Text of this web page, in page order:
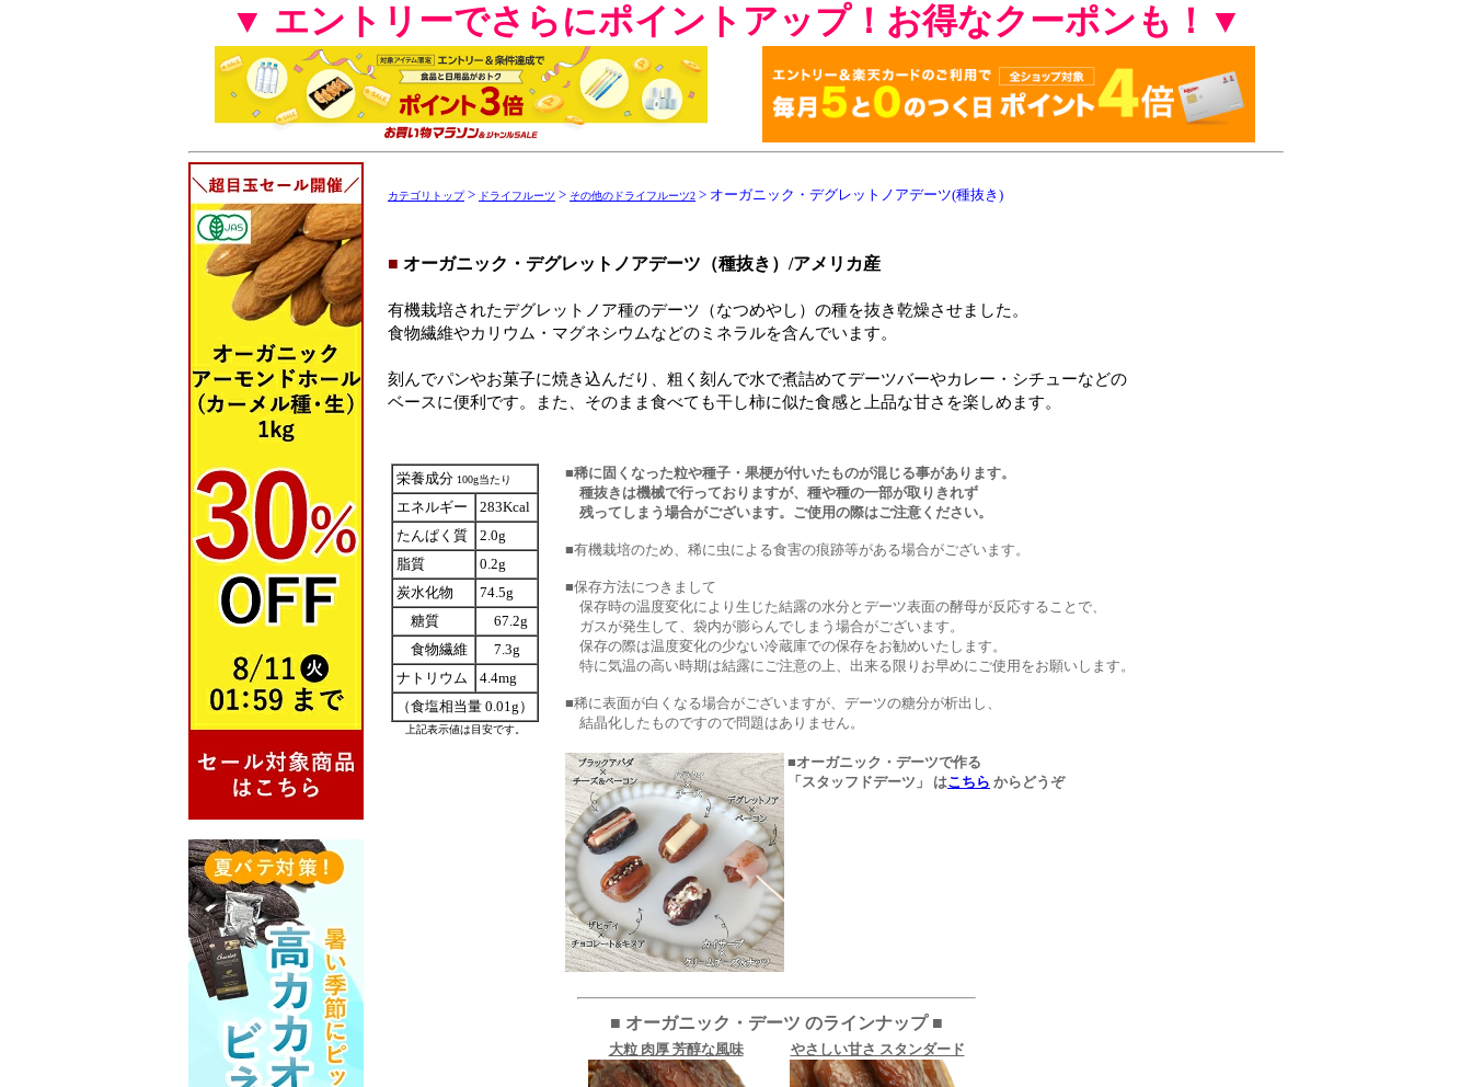
▼ エントリーでさらにポイントアップ！お得なクーポンも！▼
カテゴリトップ> ドライフルーツ > その他のドライフルーツ2 > オーガニック・デグレットノアデーツ(種抜き)
■ オーガニック・デグレットノアデーツ（種抜き）/アメリカ産
有機栽培されたデグレットノア種のデーツ（なつめやし）の種を抜き乾燥させました。
食物繊維やカリウム・マグネシウムなどのミネラルを含んでいます。
刻んでパンやお菓子に焼き込んだり、粗く刻んで水で煮詰めてデーツバーやカレー・シチューなどの
ベースに便利です。また、そのまま食べても干し柿に似た食感と上品な甘さを楽しめます。
栄養成分 100g当たり
エネルギー
283Kcal
たんぱく質
2.0g
脂質
0.2g
炭水化物
74.5g
糖質
67.2g
食物繊維
7.3g
ナトリウム
4.4mg
（食塩相当量 0.01g）
上記表示値は目安です。
■稀に固くなった粒や種子・果梗が付いたものが混じる事があります。
種抜きは機械で行っておりますが、種や種の一部が取りきれず
残ってしまう場合がございます。ご使用の際はご注意ください。
■有機栽培のため、稀に虫による食害の痕跡等がある場合がございます。
■保存方法につきまして
保存時の温度変化により生じた結露の水分とデーツ表面の酵母が反応することで、
ガスが発生して、袋内が膨らんでしまう場合がございます。
保存の際は温度変化の少ない冷蔵庫での保存をお勧めいたします。
特に気温の高い時期は結露にご注意の上、出来る限りお早めにご使用をお願いします。
■稀に表面が白くなる場合がございますが、デーツの糖分が析出し、
結晶化したものですので問題はありません。
■オーガニック・デーツで作る
「スタッフドデーツ」 はこちら からどうぞ